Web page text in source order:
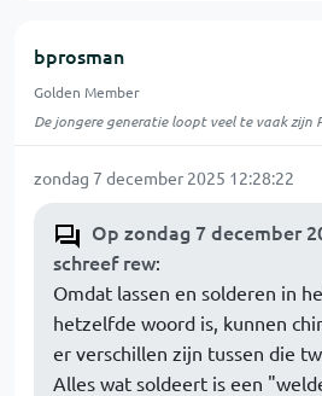
bprosman
Golden Member
De jongere generatie loopt veel te vaak zijn
zondag 7 december 2025 12:28:22
Op zondag 7 december
schreef rew:
Omdat lassen en solderen in
hetzelfde woord is, kunnen
er verschillen zijn tussen die
Alles wat soldeert is een